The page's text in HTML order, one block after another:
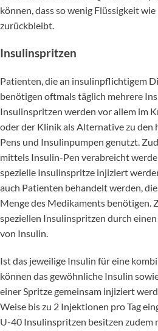
können, dass so wenig Flüssigkeit
zurückbleibt.
Insulinspritzen
Patienten, die an insulinpflichtigem
benötigen oftmals täglich mehrere
Insulinspritzen werden vor allem im
oder der Klinik als Alternative zu
Pens und Insulinpumpen genutzt.
mittels Insulin-Pen verabreicht
spezielle Insulinspritze injiziert
auch Patienten behandelt werden,
Menge des Medikaments benötigen.
speziellen Insulinspritzen durch
von Insulin.
Ist das jeweilige Insulin für eine
können das gewöhnliche Insulin
einer Spritze gemeinsam injiziert
Weise bis zu 2 Injektionen pro Tag
U-40 Insulinspritzen besitzen zudem